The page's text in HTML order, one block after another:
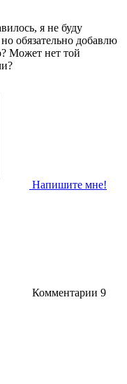
я не буду
обязательно добавлю
Может нет той
Напишите мне!
Комментарии 9